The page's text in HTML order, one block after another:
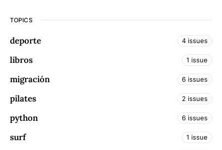
TOPICS
deporte 4 issues
libros 1 issue
migración 6 issues
pilates 2 issues
python 6 issues
surf 1 issue